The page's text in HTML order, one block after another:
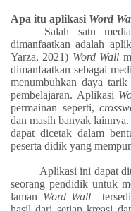
Apa itu aplikasi Word
Salah satu
dimanfaatkan adalah
Yarza, 2021) Word Wall
dimanfaatkan sebagai
menumbuhkan daya
pembelajaran. Aplikasi
permainan seperti,
dan masih banyak
dapat dicetak dalam
peserta didik yang
Aplikasi ini dapat
seorang pendidik untuk
laman Word Wall